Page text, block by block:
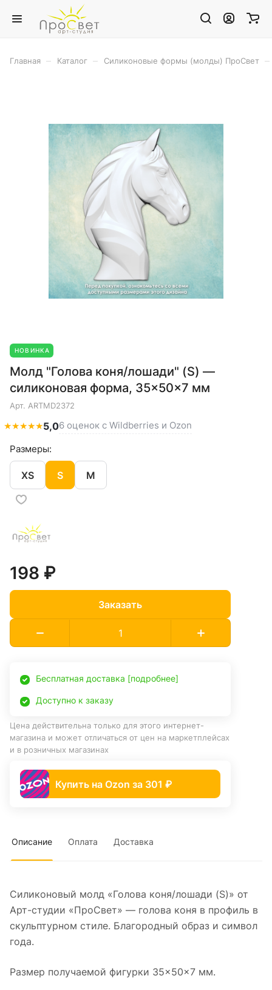
Главная Каталог Силиконовые формы (молды) ПроСвет
НОВИНКА
Молд "Голова коня/лошади" (S) —
силиконовая форма, 35×50×7 мм
Арт. ARTMD2372
★★★★★5,06 оценок с Wildberries и Ozon
Размеры:
XS S M
198 ₽
Заказать
Бесплатная доставка [подробнее]
Доступно к заказу
Цена действительна только для этого интернет-
магазина и может отличаться от цен на маркетплейсах
и в розничных магазинах
Купить на Ozon за 301 ₽
Описание Оплата Доставка
Силиконовый молд «Голова коня/лошади (S)» от
Арт-студии «ПроСвет» — голова коня в профиль в
скульптурном стиле. Благородный образ и символ
года.
Размер получаемой фигурки 35×50×7 мм.